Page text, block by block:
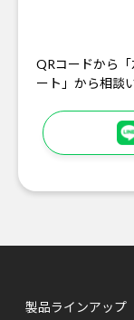
QRコードから
ート」から相談
製品ラインアップ